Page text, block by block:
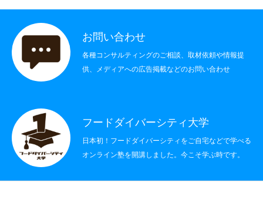
書籍情報
お問い合わせ
お問い合わせ
各種コンサルティングのご相談、取材依頼や情報提
供、メディアへの広告掲載などのお問い合わせ
フードダイバーシティ大学
日本初！フードダイバーシティをご自宅などで学べる
オンライン塾を開講しました。今こそ学ぶ時です。